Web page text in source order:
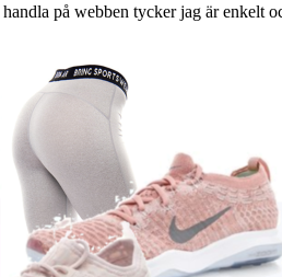
på webben tycker jag är enkelt